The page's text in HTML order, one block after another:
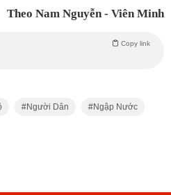
Theo Nam Nguyễn - Viên Minh
Copy link
Người Dân Ngập Nước